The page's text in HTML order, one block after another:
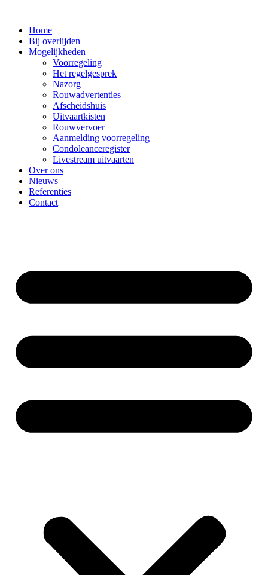
inhoud
Home
Bij overlijden
Mogelijkheden
Voorregeling
Het regelgesprek
Nazorg
Rouwadvertenties
Afscheidshuis
Uitvaartkisten
Rouwvervoer
Aanmelding voorregeling
Condoleanceregister
Livestream uitvaarten
Over ons
Nieuws
Referenties
Contact